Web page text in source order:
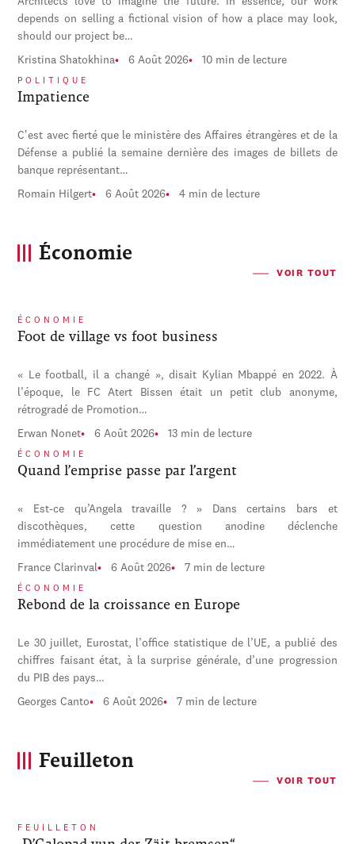
depends on selling a fictional vision of how a place may look,
should our project be…
Kristina Shatokhina 6 Août 2026 10 min de lecture
POLITIQUE
Impatience
C'est avec fierté que le ministère des Affaires étrangères et de la
Défense a publié la semaine dernière des images de billets de
banque représentant…
Romain Hilgert 6 Août 2026 4 min de lecture
Économie
VOIR TOUT
ÉCONOMIE
Foot de village vs foot business
« Le football, il a changé », disait Kylian Mbappé en 2022. À
l’époque, le FC Atert Bissen était un petit club anonyme,
rétrogradé de Promotion…
Erwan Nonet 6 Août 2026 13 min de lecture
ÉCONOMIE
Quand l’emprise passe par l’argent
« Est-ce qu’Angela travaille ? » Dans certains bars et
discothèques, cette question anodine déclenche
immédiatement une procédure de mise en…
France Clarinval 6 Août 2026 7 min de lecture
ÉCONOMIE
Rebond de la croissance en Europe
Le 30 juillet, Eurostat, l’office statistique de l’UE, a publié des
chiffres faisant état, à la surprise générale, d’une progression
du PIB des pays…
Georges Canto 6 Août 2026 7 min de lecture
Feuilleton
VOIR TOUT
FEUILLETON